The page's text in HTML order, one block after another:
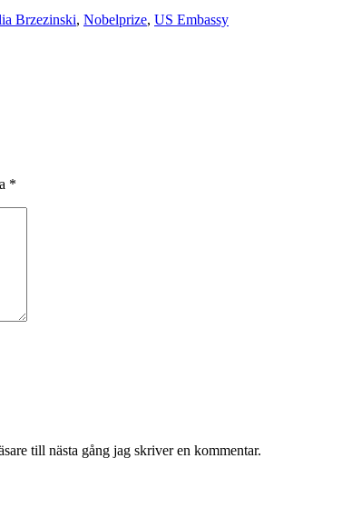
Brzezinski, Nobelprize, US Embassy
*
till nästa gång jag skriver en kommentar.